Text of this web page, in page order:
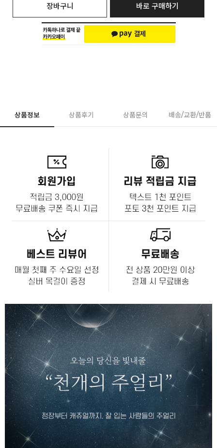
장바구니 바로 구매하기
상품정보 상품후기 상품문의 배송/교환/반품